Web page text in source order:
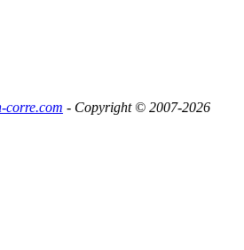
corre.com - Copyright © 2007-2026